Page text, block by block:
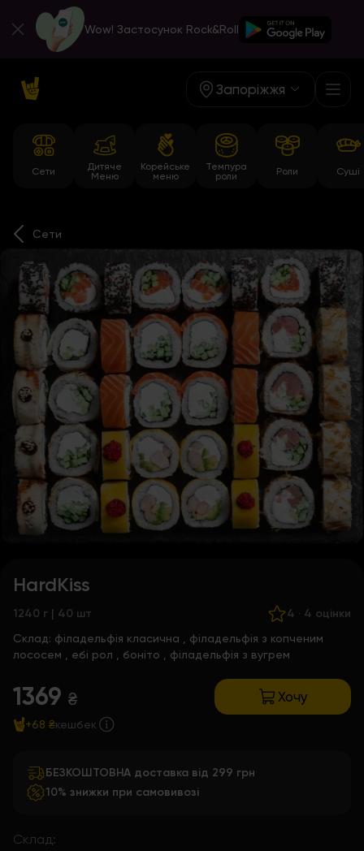
Wow! Застосунок Rock&Roll
Запоріжжя
Сети
Дитяче
Меню
Корейське
меню
Темпура
роли
Роли Суші
Сети
HardKiss
1240 г | 40 шт 4 · 4 оцінки
Склад: філадельфія класична
філадельфія з копченим
лососем
ебі рол боніто філадельфія з вугрем
1369 ₴ Хочу
+68 ₴кешбек
БЕЗКОШТОВНА доставка від 299 грн
10% знижки при самовивозі
Склад: